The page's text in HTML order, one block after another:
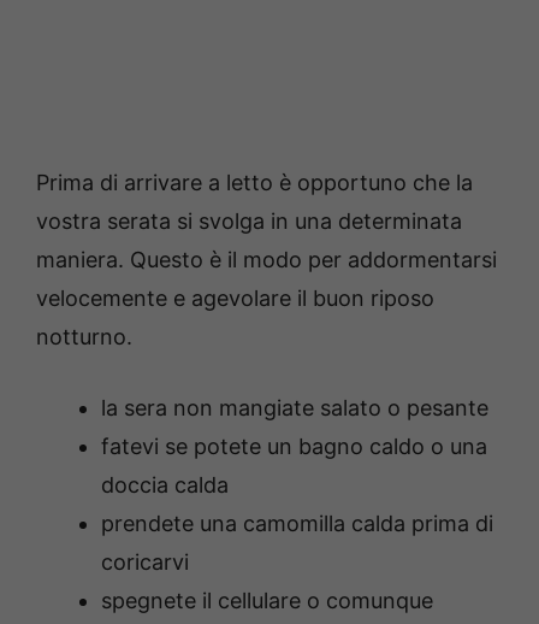
Prima di arrivare a letto è opportuno che la
vostra serata si svolga in una determinata
maniera. Questo è il modo per addormentarsi
velocemente e agevolare il buon riposo
notturno.
la sera non mangiate salato o pesante
fatevi se potete un bagno caldo o una
doccia calda
prendete una camomilla calda prima di
coricarvi
spegnete il cellulare o comunque